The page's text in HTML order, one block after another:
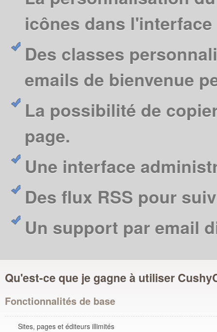
icônes dans
Des classes
emails de bienvenue
La possibilité de
page.
Une interface
Des flux RSS pour
Un support par email
Qu'est-ce que je gagne à utiliser
Fonctionnalités de base
Sites, pages et éditeurs illimités